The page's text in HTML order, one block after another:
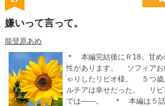
嫌いって言って。
能登原あめ
＊ 本編完結後にＲ18、甘め
性があります。 ソフィアお姉様の婚約者候補だったぽっち
ゃりしたリビオ様。 ５つ歳
ルチアは幸せだった。 リビ
では――。 ＊ 本編は５話程度＋Ｒ話数未定(Ｒシーンに